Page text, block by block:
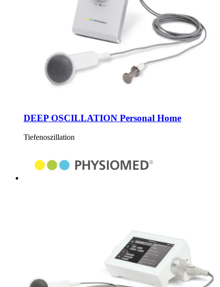
DEEP OSCILLATION Personal Home
Tiefenoszillation